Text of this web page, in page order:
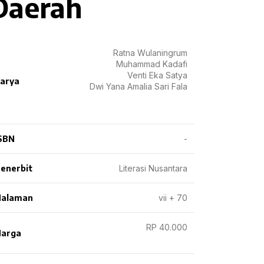
Ratna Wulaningrum
Muhammad Kadafi
Venti Eka Satya
Dwi Yana Amalia Sari Fala
-
Literasi Nusantara
vii + 70
RP 40.000